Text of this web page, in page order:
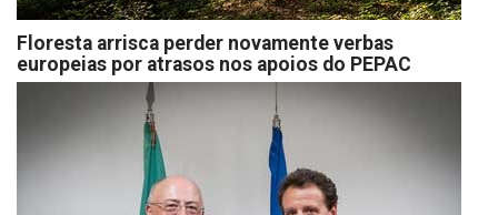
Floresta arrisca perder novamente verbas
europeias por atrasos nos apoios do PEPAC